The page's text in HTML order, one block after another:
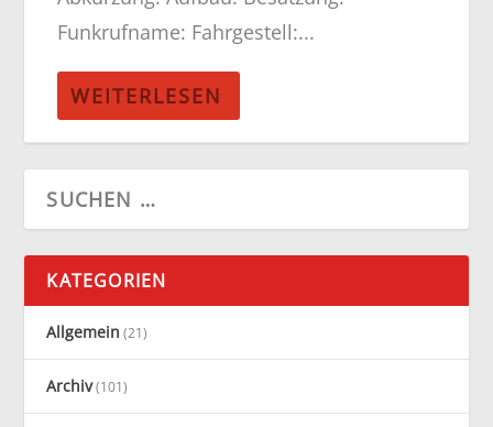
Funkrufname: Fahrgestell:...
WEITERLESEN
KATEGORIEN
Allgemein (21)
Archiv(101)